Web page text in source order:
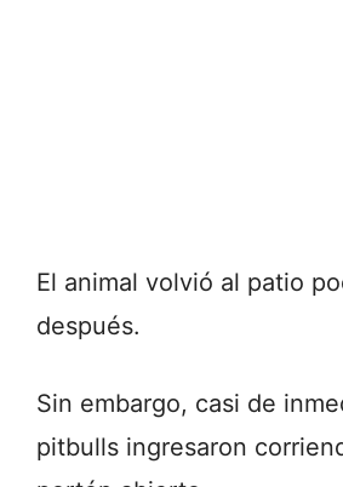
El animal volvió al patio
después.
Sin embargo, casi de
pitbulls ingresaron